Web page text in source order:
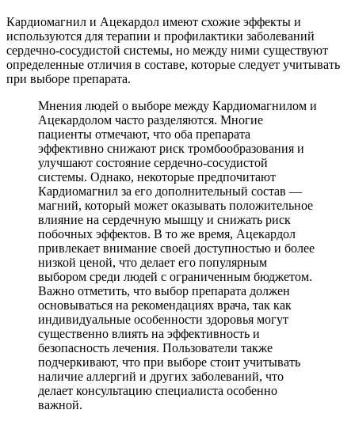
Кардиомагнил и Ацекардол имеют схожие эффекты и
используются для терапии и профилактики заболеваний
сердечно-сосудистой системы, но между ними существуют
определенные отличия в составе, которые следует учитывать
при выборе препарата.
Мнения людей о выборе между Кардиомагнилом и
Ацекардолом часто разделяются. Многие
пациенты отмечают, что оба препарата
эффективно снижают риск тромбообразования и
улучшают состояние сердечно-сосудистой
системы. Однако, некоторые предпочитают
Кардиомагнил за его дополнительный состав —
магний, который может оказывать положительное
влияние на сердечную мышцу и снижать риск
побочных эффектов. В то же время, Ацекардол
привлекает внимание своей доступностью и более
низкой ценой, что делает его популярным
выбором среди людей с ограниченным бюджетом.
Важно отметить, что выбор препарата должен
основываться на рекомендациях врача, так как
индивидуальные особенности здоровья могут
существенно влиять на эффективность и
безопасность лечения. Пользователи также
подчеркивают, что при выборе стоит учитывать
наличие аллергий и других заболеваний, что
делает консультацию специалиста особенно
важной.